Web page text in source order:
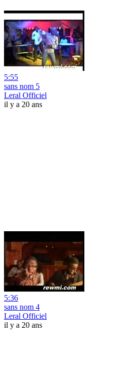
5:55
sans nom 5
Leral Officiel
il y a 20 ans
5:36
sans nom 4
Leral Officiel
il y a 20 ans